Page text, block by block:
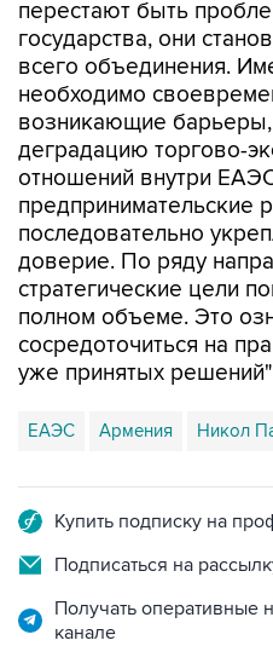
перестают быть
государства, они
всего объединения.
необходимо
возникающие
деградацию торгово-
отношений внутри
предпринимательские
последовательно
доверие. По ряду
стратегические цели
полном объеме. Это
сосредоточиться на
уже принятых
ЕАЭС Армения Никол
Купить подписку на
Подписаться на
Получать оперативные
канале